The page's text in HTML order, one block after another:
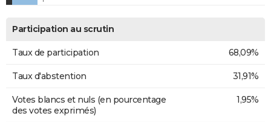
Participation au scrutin
Taux de participation 68,09%
Taux d'abstention 31,91%
Votes blancs et nuls (en pourcentage
des votes exprimés)
1,95%